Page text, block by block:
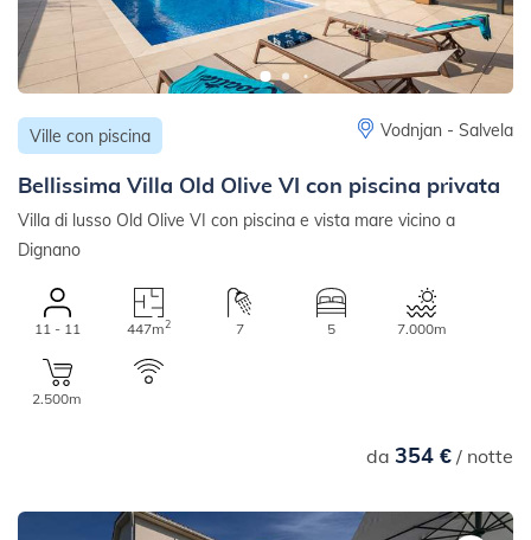
Ville con piscina Vodnjan - Salvela
Bellissima Villa Old Olive VI con piscina privata
Villa di lusso Old Olive VI con piscina e vista mare vicino a
Dignano
11 - 11 447m2 7 5 7.000m
2.500m
da 354 €/ notte